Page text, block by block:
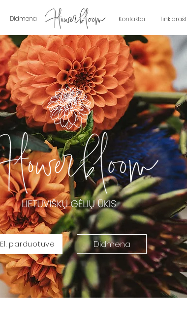
Didmena Kontaktai
El. parduotuvė Didmena